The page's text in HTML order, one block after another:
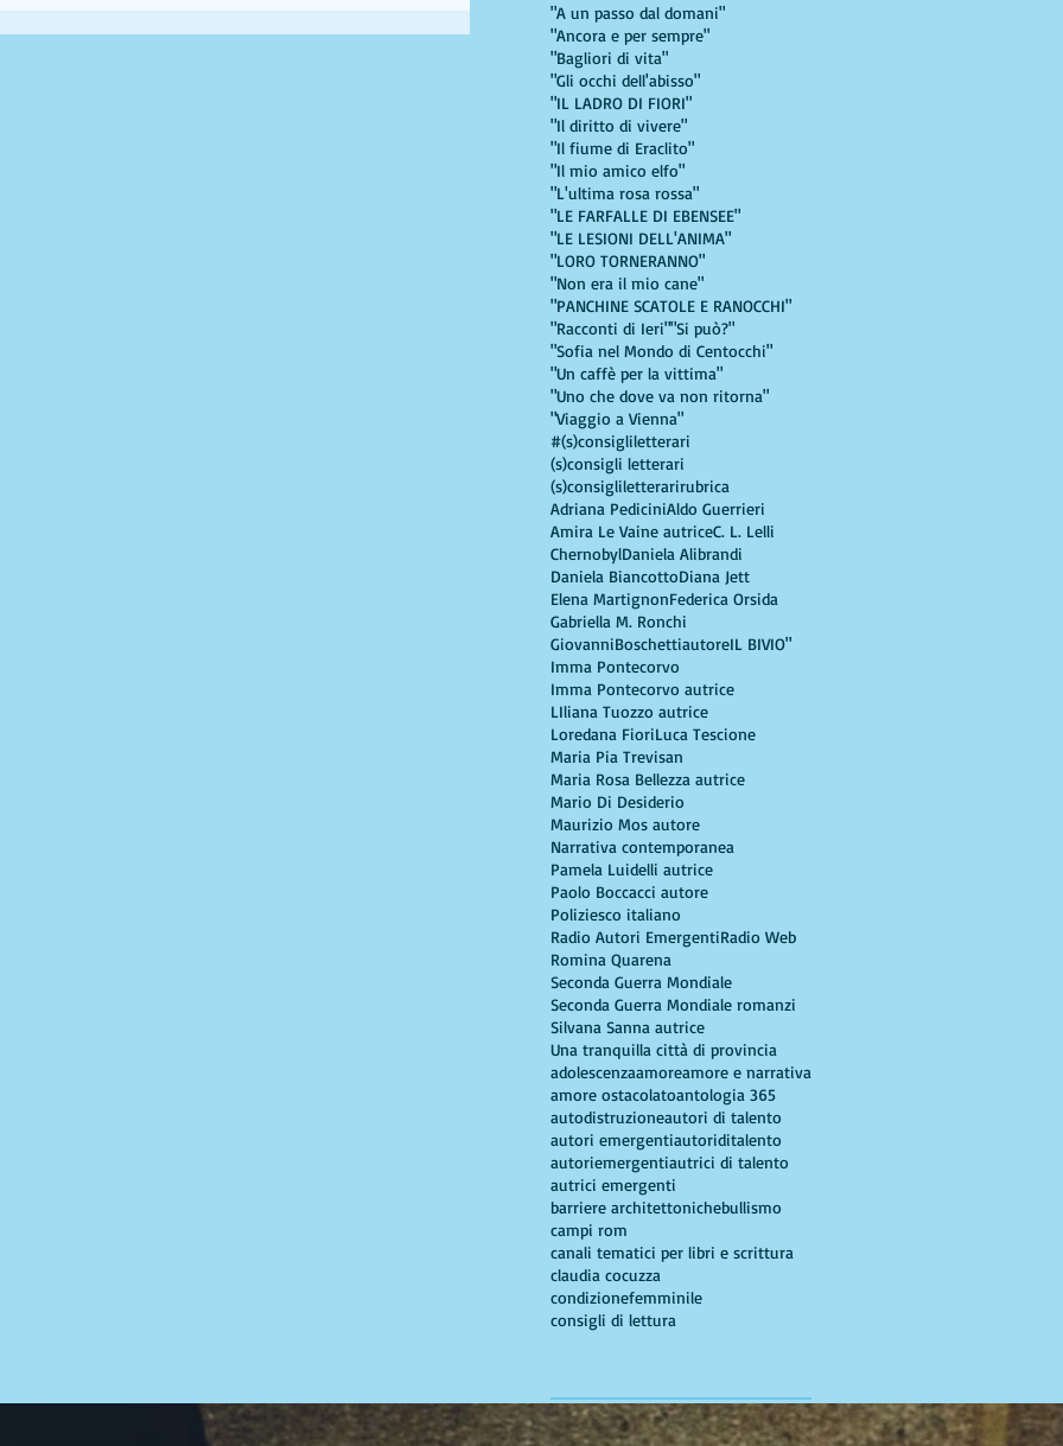
"A un passo dal domani"
"Ancora e per sempre"
"Bagliori di vita"
"Gli occhi dell'abisso"
"IL LADRO DI FIORI"
"Il diritto di vivere"
"Il fiume di Eraclito"
"Il mio amico elfo"
"L'ultima rosa rossa"
"LE FARFALLE DI EBENSEE"
"LE LESIONI DELL'ANIMA"
"LORO TORNERANNO"
"Non era il mio cane"
"PANCHINE SCATOLE E RANOCCHI"
"Racconti di Ieri""Si può?"
"Sofia nel Mondo di Centocchi"
"Un caffè per la vittima"
"Uno che dove va non ritorna"
"Viaggio a Vienna"
#(s)consigliletterari
(s)consigli letterari
(s)consigliletterarirubrica
Adriana PediciniAldo Guerrieri
Amira Le Vaine autriceC. L. Lelli
ChernobylDaniela Alibrandi
Daniela BiancottoDiana Jett
Elena MartignonFederica Orsida
Gabriella M. Ronchi
GiovanniBoschettiautoreIL BIVIO"
Imma Pontecorvo
Imma Pontecorvo autrice
LIliana Tuozzo autrice
Loredana FioriLuca Tescione
Maria Pia Trevisan
Maria Rosa Bellezza autrice
Mario Di Desiderio
Maurizio Mos autore
Narrativa contemporanea
Pamela Luidelli autrice
Paolo Boccacci autore
Poliziesco italiano
Radio Autori EmergentiRadio Web
Romina Quarena
Seconda Guerra Mondiale
Seconda Guerra Mondiale romanzi
Silvana Sanna autrice
Una tranquilla città di provincia
adolescenzaamoreamore e narrativa
amore ostacolatoantologia 365
autodistruzioneautori di talento
autori emergentiautoriditalento
autoriemergentiautrici di talento
autrici emergenti
barriere architettonichebullismo
campi rom
canali tematici per libri e scrittura
claudia cocuzza
condizionefemminile
consigli di lettura